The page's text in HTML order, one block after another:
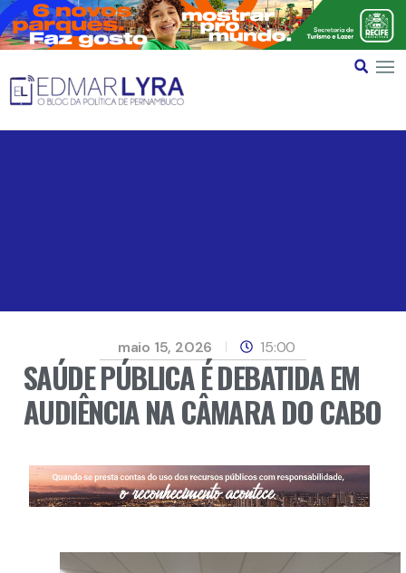
maio 15, 2026 15:00
SAÚDE PÚBLICA É DEBATIDA EM
AUDIÊNCIA NA CÂMARA DO CABO